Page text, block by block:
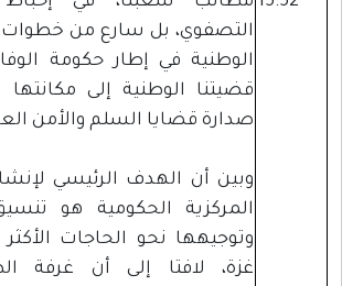
التصفوي، بل سارع من خطوات
الوطنية في إطار حكومة
قضيتنا الوطنية إلى
صدارة قضايا السلم والأمن
وبين أن الهدف الرئيسي
المركزية الحكومية هو
وتوجيهها نحو الحاجات
غزة، لافتا إلى أن غرفة